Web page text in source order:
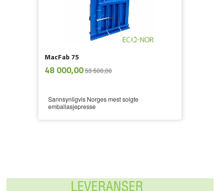
MacFab 75
Tilbud
48 000,0053 500,00mva.
Sannsynligvis Norges mest solgte
emballasjepresse